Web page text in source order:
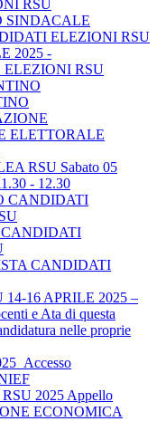
RSU
SINDACALE
ELEZIONI RSU
2025 -
RSU
ELETTORALE
RSU Sabato 05
- 12.30
CANDIDATI
CANDIDATI
16 APRILE 2025 –
e Ata di questa
nelle proprie
2025 Appello
ECONOMICA